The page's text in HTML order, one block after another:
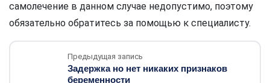
самолечение в данном случае недопустимо, поэтому
обязательно обратитесь за помощью к специалисту.
Предыдущая запись
Задержка но нет никаких признаков
беременности